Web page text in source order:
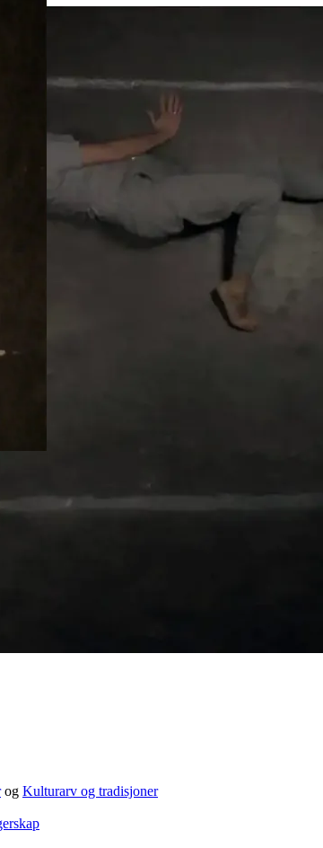
og Kulturarv og tradisjoner